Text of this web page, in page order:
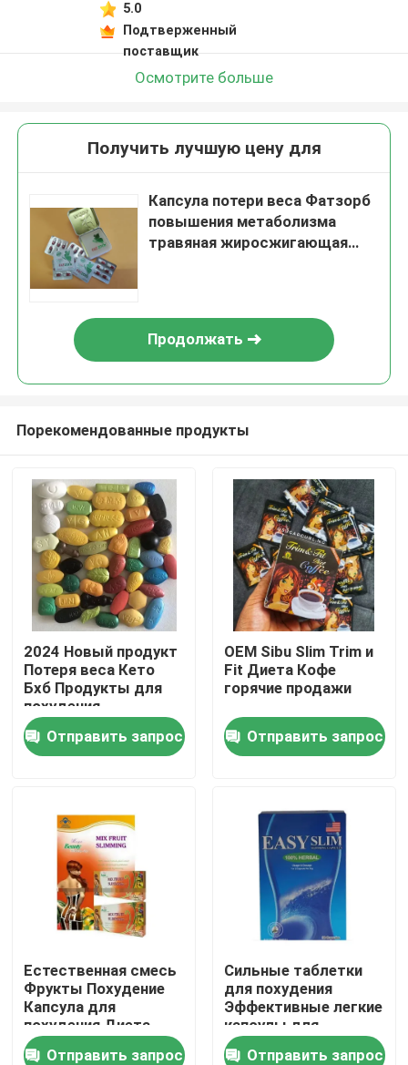
Дом
Продукты
видео
Путешествие фабрики
Проверка качества
Свяжитесь мы
Спросите цитату
5.0
Подтверженный
поставщик
Осмотрите больше
Получить лучшую цену для
Капсула потери веса Фатзорб
повышения метаболизма
травяная жиросжигающая
Продолжать
Порекомендованные продукты
2024 Новый продукт
Потеря веса Кето
Бхб Продукты для
похудения
Отправить запрос
OEM Sibu Slim Trim и
Fit Диета Кофе
горячие продажи
Отправить запрос
Естественная смесь
Фрукты Похудение
Капсула для
похудения Диета
Отправить запрос
Сильные таблетки
для похудения
Эффективные легкие
капсулы для
похудения
Отправить запрос